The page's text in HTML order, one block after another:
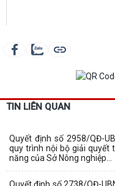
TIN LIÊN QUAN
Quyết định số 2958/QĐ-
quy trình nội bộ giải quyết
năng của Sở Nông nghiệp...
Quyết định số 2738/QĐ-